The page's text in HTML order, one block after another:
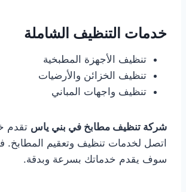
خدمات التنظيف الشاملة
تنظيف الأجهزة المطبخية
تنظيف الخزائن والأرضيات
تنظيف واجهات المباني
شركة تنظيف مطابخ في بني ياس تقدم
اتصل لخدمات تنظيف وتعقيم المطابخ.
سوف يقدم خدماتك بسرعة وبدقة.